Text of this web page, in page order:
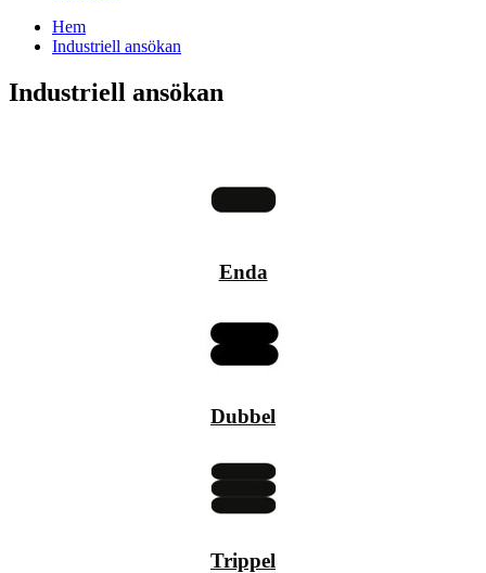
Hem
Industriell ansökan
Industriell ansökan
Enda
Dubbel
Trippel